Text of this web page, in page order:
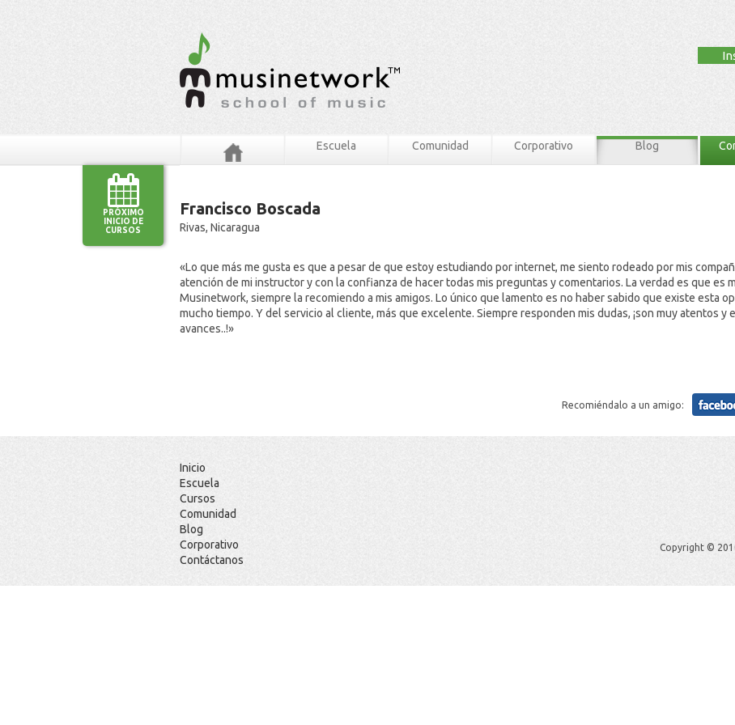
Escuela Comunidad Corporativo Blog
PRÓXIMO
INICIO DE
CURSOS
Francisco Boscada
Rivas, Nicaragua
«Lo que más me gusta es que a pesar de que estoy estudiando por internet, me siento rodeado por mis
atención de mi instructor y con la confianza de hacer todas mis preguntas y comentarios. La verdad es que es
Musinetwork, siempre la recomiendo a mis amigos. Lo único que lamento es no haber sabido que existe esta
mucho tiempo. Y del servicio al cliente, más que excelente. Siempre responden mis dudas, ¡son muy atentos y
avances..!»
Recomiéndalo a un amigo:
Inicio
Escuela
Cursos
Comunidad
Blog
Corporativo
Contáctanos
Copyright ©